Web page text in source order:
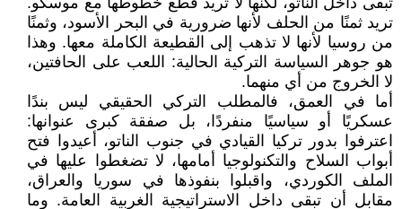
تريد ثمنًا من الحلف لأنها ضرورية في البحر الأسود، وثمنًا
من روسيا لأنها لا تذهب إلى القطيعة الكاملة معها. وهذا
هو جوهر السياسة التركية الحالية: اللعب على الحافتين،
لا الخروج من أي منهما.
أما في العمق، فالمطلب التركي الحقيقي ليس بندًا
عسكريًا أو سياسيًا منفردًا، بل صفقة كبرى عنوانها:
اعترفوا بدور تركيا القيادي في جنوب الناتو، أعيدوا فتح
أبواب السلاح والتكنولوجيا أمامها، لا تضغطوا عليها في
الملف الكوردي، واقبلوا بنفوذها في سوريا والعراق،
مقابل أن تبقى داخل الاستراتيجية الغربية العامة. وما